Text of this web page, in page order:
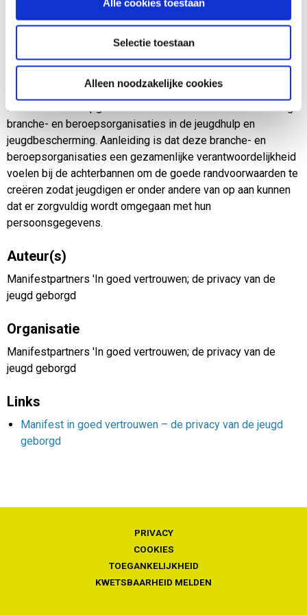
Alle cookies toestaan
Selectie toestaan
Alleen noodzakelijke cookies
Het manifest ‘In goed vertrouwen – de privacy van de jeugd
geborgd’ bevat de principeafspraken tussen ruim twintig
branche- en beroepsorganisaties in de jeugdhulp en
jeugdbescherming op het gebied van gegevensverwerking
Het manifest is opgesteld door een coalitie van ruim twintig
branche- en beroepsorganisaties in de jeugdhulp en
jeugdbescherming. Aanleiding is dat deze branche- en
beroepsorganisaties een gezamenlijke verantwoordelijkheid
voelen bij de achterbannen om de goede randvoorwaarden te
creëren zodat jeugdigen er onder andere van op aan kunnen
dat er zorgvuldig wordt omgegaan met hun
persoonsgegevens.
Auteur(s)
Manifestpartners 'In goed vertrouwen; de privacy van de
jeugd geborgd
Organisatie
Manifestpartners 'In goed vertrouwen; de privacy van de
jeugd geborgd
Links
Manifest in goed vertrouwen – de privacy van de jeugd
geborgd
PRIVACY
COOKIES
TOEGANKELIJKHEID
KWETSBAARHEID MELDEN